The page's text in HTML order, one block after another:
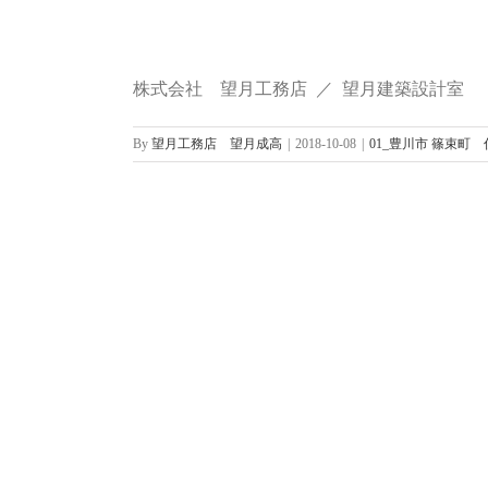
株式会社 望月工務店 ／ 望月建築設計室
By 望月工務店 望月成高 | 2018-10-08 | 01_豊川市 篠束町